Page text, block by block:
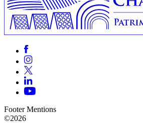
Footer Mentions
©2026